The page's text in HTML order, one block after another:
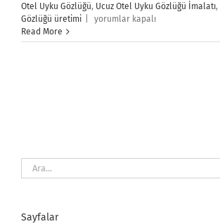
Otel Uyku Gözlüğü, Ucuz Otel Uyku Gözlüğü İmalatı,
Gözlüğü üretimi
Ucuz
Uyku
yorumlar kapalı
Read More
Ara:
Sayfalar